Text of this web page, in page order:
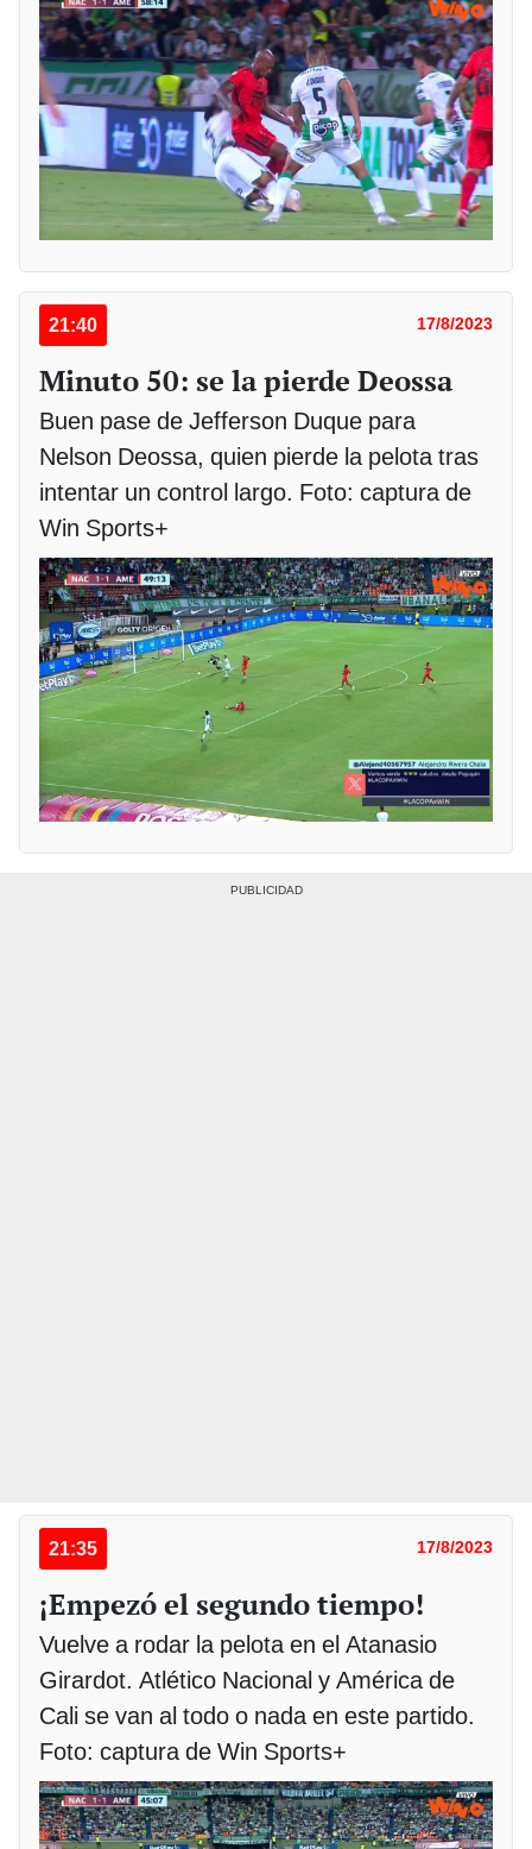
21:40 17/8/2023
Minuto 50: se la pierde Deossa
Buen pase de Jefferson Duque para
Nelson Deossa, quien pierde la pelota tras
intentar un control largo. Foto: captura de
Win Sports+
21:35 17/8/2023
¡Empezó el segundo tiempo!
Vuelve a rodar la pelota en el Atanasio
Girardot. Atlético Nacional y América de
Cali se van al todo o nada en este partido.
Foto: captura de Win Sports+